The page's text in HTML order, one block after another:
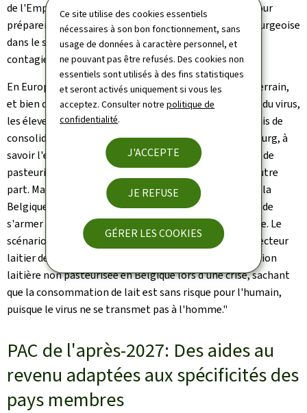
Ce site utilise des cookies essentiels
nécessaires à son bon fonctionnement, sans
usage de données à caractère personnel, et
ne pouvant pas être refusés. Des cookies non
essentiels sont utilisés à des fins statistiques
et seront activés uniquement si vous les
acceptez. Consulter notrepolitique de
confidentialité.
J'ACCEPTE
JE REFUSE
GÉRER LES COOKIES
de l'Emploi, de l'Économie et de l'Agriculture belge, pour
préparer et renforcer la collaboration belgo-luxembourgeoise
dans le scénario d'une crise de dermatose nodulaire
contagieuse.
En Europe du Nord, la dermatose nodulaire gagne du terrain,
et bien que le Luxembourg soit actuellement indemne du virus,
les éleveurs sont inquiets. La réunion bilatérale a permis de
consolider deux principes importants pour le Luxembourg, à
savoir l'exportation vers la Belgique de lait cru aux fins de
pasteurisation d'une part, et de cadavres de bovins d'autre
part. Martine Hansen souligne que: "Le Luxembourg et la
Belgique vont actualiser les conventions existantes et de
s'armer d'un plan de contingence transfrontalier solide. Le
scénario évoqué aujourd'hui vise à permettre à notre secteur
laitier de continuer à exporter une partie de sa production
laitière non pasteurisée en Belgique lors d'une crise, sachant
que la consommation de lait est sans risque pour l'humain,
puisque le virus ne se transmet pas à l'homme."
PAC de l'après-2027: Des aides au
revenu adaptées aux spécificités des
pays membres